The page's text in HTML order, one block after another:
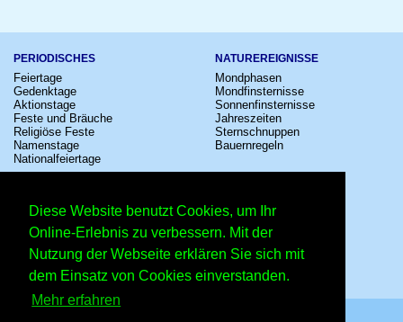
Diese Website benutzt Cookies, um Ihr
Online-Erlebnis zu verbessern. Mit der
Nutzung der Webseite erklären Sie sich mit
dem Einsatz von Cookies einverstanden.
Mehr erfahren
PERIODISCHES
Feiertage
Gedenktage
Aktionstage
Feste und Bräuche
Religiöse Feste
Namenstage
Nationalfeiertage
NATUREREIGNISSE
Mondphasen
Mondfinsternisse
Sonnenfinsternisse
Jahreszeiten
Sternschnuppen
Bauernregeln
Kinostarts
Festivals
Fußball
Comedy
Shows
Sternzeichen
Schalttage
Messen
Erinnerungen
Volksfeste